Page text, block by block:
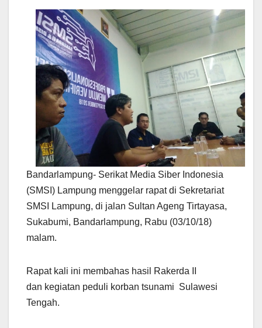
Bandarlampung- Serikat Media Siber Indonesia
(SMSI) Lampung menggelar rapat di Sekretariat
SMSI Lampung, di jalan Sultan Ageng Tirtayasa,
Sukabumi, Bandarlampung, Rabu (03/10/18)
malam.
Rapat kali ini membahas hasil Rakerda II
dan kegiatan peduli korban tsunami Sulawesi
Tengah.